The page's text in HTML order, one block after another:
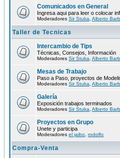
Comunicados en General
Ingresa aqui para leer o colocar
Moderadores Sir Stuka Alberto
Taller de Tecnicas
Intercambio de Tips
Técnicas, Consejos, Información
Moderadores Sir Stuka Alberto
Mesas de Trabajo
Paso a Paso, proyectos de
Moderadores Sir Stuka Alberto
Galería
Exposición trabajos terminados
Moderadores Sir Stuka Alberto
Proyectos en Grupo
Unete y participa
Moderadores el jaibo rodolfo
Compra-Venta